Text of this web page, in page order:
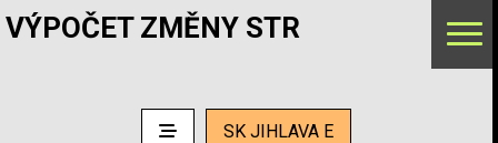
VÝPOČET ZMĚNY STR
SK JIHLAVA E